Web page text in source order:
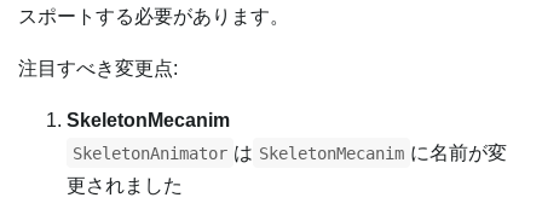
スポートする必要があります。
注目すべき変更点:
SkeletonMecanim
SkeletonAnimator は SkeletonMecanim に名前が変
更されました